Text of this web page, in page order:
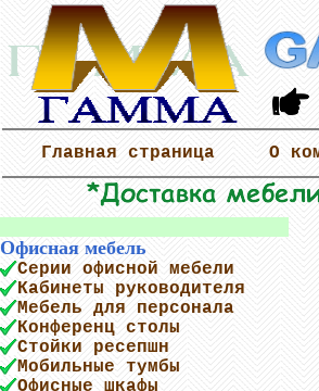
Главная страница О
Офисная мебель
Серии офисной мебели
Кабинеты руководителя
Мебель для персонала
Конференц столы
Стойки ресепшн
Мобильные тумбы
Офисные шкафы